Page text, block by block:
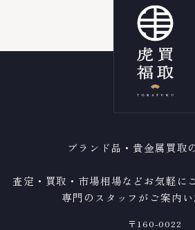
ブランド品・貴金属買取
査定・買取・市場相場などお気軽に
専門のスタッフがご案内い
〒160-0022